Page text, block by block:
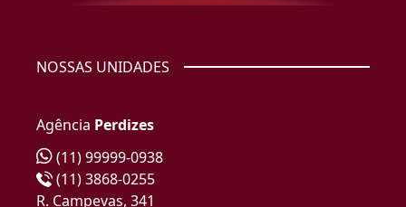
NOSSAS UNIDADES
Agência Perdizes
(11) 99999-0938
(11) 3868-0255
R. Campevas, 341